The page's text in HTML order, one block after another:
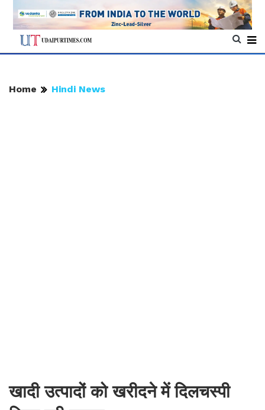
Home Hindi News
खादी उत्पादों को खरीदने में दिलचस्पी